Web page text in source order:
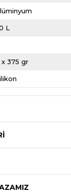
L
x 375 gr